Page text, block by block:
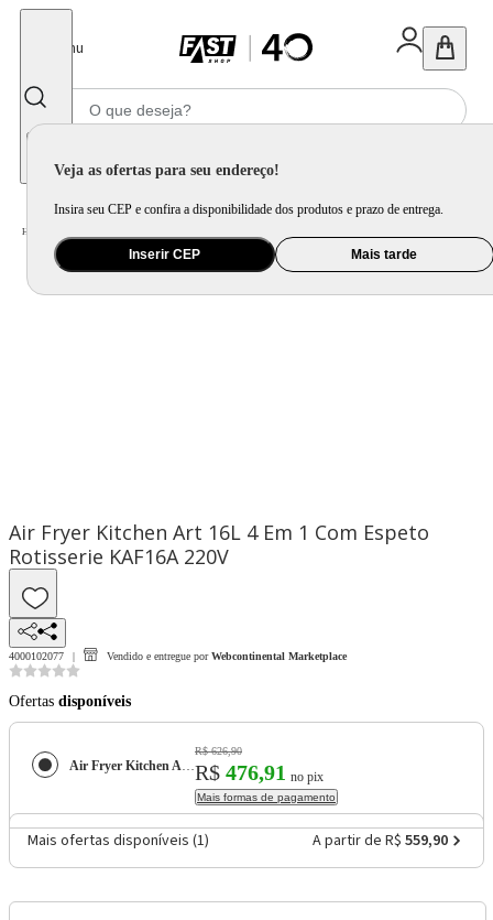
Menu
Veja as ofertas para seu endereço!
Insira seu CEP e confira a disponibilidade dos produtos e prazo de entrega.
Inserir CEP Mais tarde
Home
Air Fryer Kitchen Art 16L 4 Em 1 Com Espeto
Rotisserie KAF16A 220V
4000102077 Vendido e entregue por Webcontinental Marketplace
Ofertas disponíveis
Air Fryer Kitchen Art 16L 4 Em 1 Com Espeto Rotisserie KAF16A 220V
R$ 626,90
R$ 476,91 no pix
Mais formas de pagamento
Mais ofertas disponíveis (1) A partir de R$ 559,90